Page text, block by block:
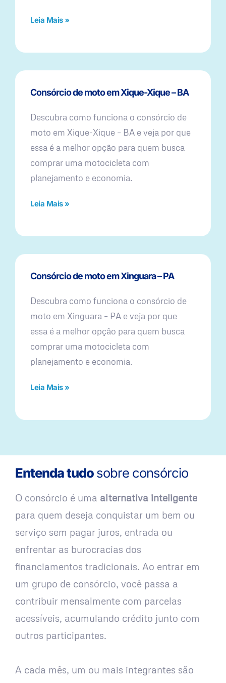
Leia Mais »
Consórcio de moto em Xique-Xique – BA
Descubra como funciona o consórcio de
moto em Xique-Xique – BA e veja por que
essa é a melhor opção para quem busca
comprar uma motocicleta com
planejamento e economia.
Leia Mais »
Consórcio de moto em Xinguara – PA
Descubra como funciona o consórcio de
moto em Xinguara – PA e veja por que
essa é a melhor opção para quem busca
comprar uma motocicleta com
planejamento e economia.
Leia Mais »
Entenda tudosobre consórcio
O consórcio é uma alternativa inteligente
para quem deseja conquistar um bem ou
serviço sem pagar juros, entrada ou
enfrentar as burocracias dos
financiamentos tradicionais. Ao entrar em
um grupo de consórcio, você passa a
contribuir mensalmente com parcelas
acessíveis, acumulando crédito junto com
outros participantes.
A cada mês, um ou mais integrantes são